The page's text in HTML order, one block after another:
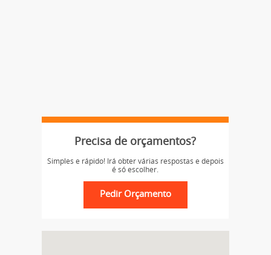
Precisa de orçamentos?
Simples e rápido! Irá obter várias respostas e depois
é só escolher.